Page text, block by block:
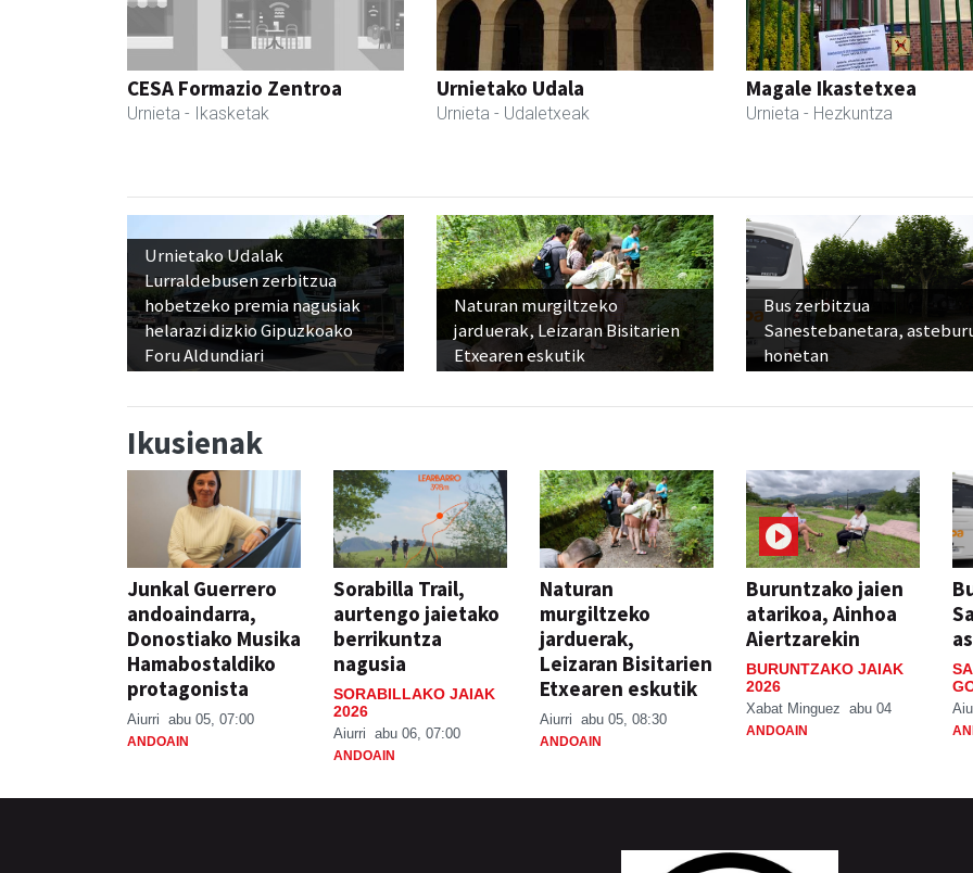
CESA Formazio Zentroa
Urnieta - Ikasketak
Urnietako Udala
Urnieta - Udaletxeak
Magale Ikastetxea
Urnieta - Hezkuntza
Urnietako Udalak
Lurraldebusen zerbitzua
hobetzeko premia nagusiak
helarazi dizkio Gipuzkoako
Foru Aldundiari
Naturan murgiltzeko
jarduerak, Leizaran Bisitarien
Etxearen eskutik
Bus zerbitzua
Sanestebanetara,
honetan
Ikusienak
Junkal Guerrero
andoaindarra,
Donostiako Musika
Hamabostaldiko
protagonista
Aiurri abu 05, 07:00
ANDOAIN
Sorabilla Trail,
aurtengo jaietako
berrikuntza
nagusia
SORABILLAKO JAIAK
2026
Aiurri abu 06, 07:00
ANDOAIN
Naturan
murgiltzeko
jarduerak,
Leizaran Bisitarien
Etxearen eskutik
Aiurri abu 05, 08:30
ANDOAIN
Buruntzako jaien
atarikoa, Ainhoa
Aiertzarekin
BURUNTZAKO JAIAK
2026
Xabat Minguez abu 04
ANDOAIN